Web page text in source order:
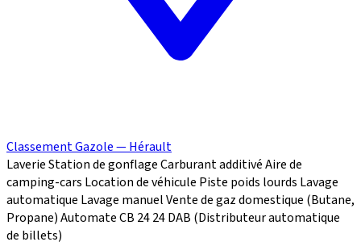
Classement Gazole — Hérault
LaverieStation de gonflageCarburant additivéAire de
camping-cars Location de véhicule Piste poids lourds Lavage
automatique Lavage manuelVente de gaz domestique (Butane,
Propane)Automate CB 2424DAB (Distributeur automatique
de billets)